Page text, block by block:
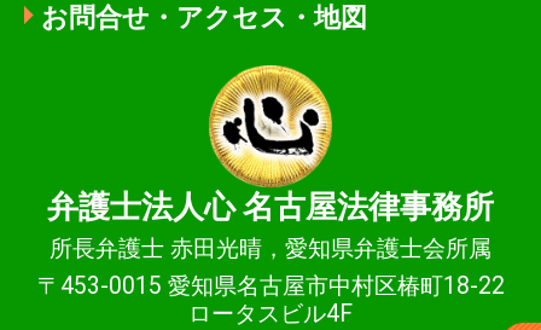
お問合せ・アクセス・地図
弁護士法人心名古屋法律事務所
所長弁護士 赤田光晴，愛知県弁護士会所属
〒453-0015 愛知県名古屋市中村区椿町18-22
ロータスビル4F